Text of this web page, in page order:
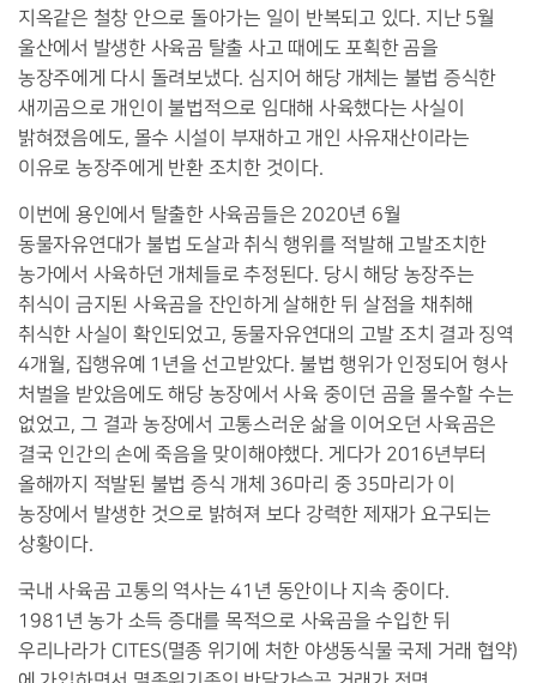
지옥같은 철창 안으로 돌아가는 일이 반복되고 있다. 지난 5월
울산에서 발생한 사육곰 탈출 사고 때에도 포획한 곰을
농장주에게 다시 돌려보냈다. 심지어 해당 개체는 불법 증식한
새끼곰으로 개인이 불법적으로 임대해 사육했다는 사실이
밝혀졌음에도, 몰수 시설이 부재하고 개인 사유재산이라는
이유로 농장주에게 반환 조치한 것이다.
이번에 용인에서 탈출한 사육곰들은 2020년 6월
동물자유연대가 불법 도살과 취식 행위를 적발해 고발조치한
농가에서 사육하던 개체들로 추정된다. 당시 해당 농장주는
취식이 금지된 사육곰을 잔인하게 살해한 뒤 살점을 채취해
취식한 사실이 확인되었고, 동물자유연대의 고발 조치 결과 징역
4개월, 집행유예 1 년을 선고받았다.불법 행위가 인정되어 형사
처벌을 받았음에도 해당 농장에서 사육 중이던 곰을 몰수할 수는
없었고,그 결과 농장에서 고통스러운 삶을 이어오던 사육곰은
결국 인간의 손에 죽음을 맞이해야했다. 게다가 2016년부터
올해까지 적발된 불법 증식 개체 36마리 중 35마리가 이
농장에서 발생한 것으로 밝혀져 보다 강력한 제재가 요구되는
상황이다.
국내 사육곰 고통의 역사는41 년 동안이나 지속 중이다.
1981 년 농가 소득 증대를 목적으로 사육곰을 수입한 뒤
우리나라가 CITES(멸종 위기에 처한 야생동식물 국제 거래 협약)